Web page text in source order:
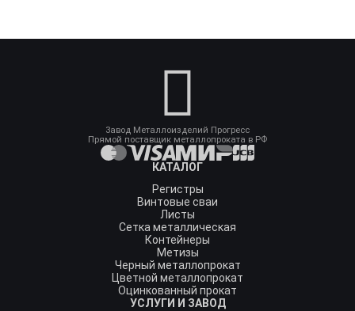
Завод Металлоизделий Прогресс
Прямой поставщик металлопроката в РФ
КАТАЛОГ
Регистры
Винтовые сваи
Листы
Сетка металлическая
Контейнеры
Метизы
Черный металлопрокат
Цветной металлопрокат
Оцинкованный прокат
УСЛУГИ И ЗАВОД